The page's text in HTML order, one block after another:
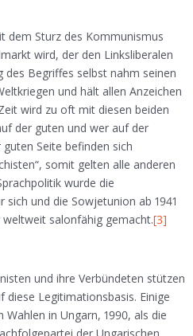
dem Sturz des Kommunismus
wird, der den Linksliberalen
des Begriffes selbst nahm seinen
und hält allen Anzeichen
wird zu oft mit diesen beiden
der guten und wer auf der
Seite befinden sich
somit gelten alle anderen
wurde die
und die Sowjetunion ab 1941
salonfähig gemacht.[3]
und ihre Verbündeten stützen
diese Legitimationsbasis. Einige
in Ungarn, 1990, als die